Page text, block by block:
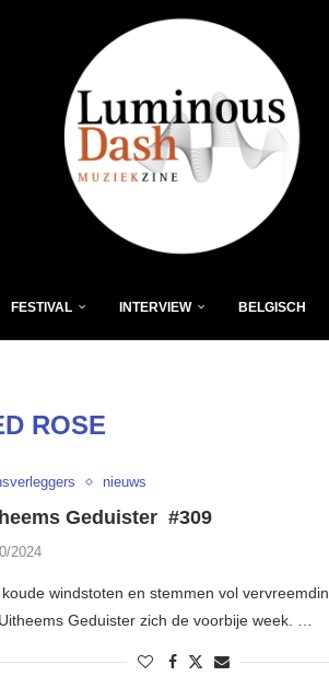
FESTIVAL INTERVIEW BELGISCH
ROSE
nieuws
Geduister #309
2024
windstoten en stemmen vol
Geduister zich de voorbije week. …